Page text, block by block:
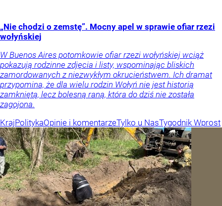
„Nie chodzi o zemstę”. Mocny apel w sprawie ofiar rzezi
wołyńskiej
W Buenos Aires potomkowie ofiar rzezi wołyńskiej wciąż
pokazują rodzinne zdjęcia i listy, wspominając bliskich
zamordowanych z niezwykłym okrucieństwem. Ich dramat
przypomina, że dla wielu rodzin Wołyń nie jest historią
zamkniętą, lecz bolesną raną, która do dziś nie została
zagojona.
KrajPolitykaOpinie i komentarzeTylko u NasTygodnik Wprost